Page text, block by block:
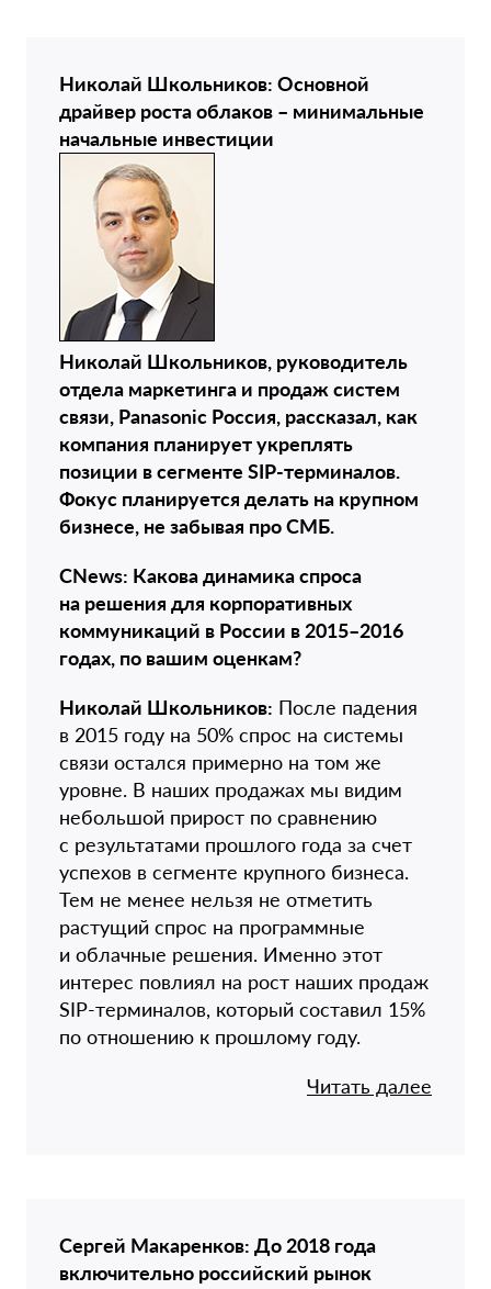
Николай Школьников: Основной
драйвер роста облаков – минимальные
начальные инвестиции
Николай Школьников, руководитель
отдела маркетинга и продаж систем
связи, Panasonic Россия, рассказал, как
компания планирует укреплять
позиции в сегменте SIP-терминалов.
Фокус планируется делать на крупном
бизнесе, не забывая про СМБ.
CNews: Какова динамика спроса
на решения для корпоративных
коммуникаций в России в 2015–2016
годах, по вашим оценкам?
Николай Школьников: После падения
в 2015 году на 50% спрос на системы
связи остался примерно на том же
уровне. В наших продажах мы видим
небольшой прирост по сравнению
с результатами прошлого года за счет
успехов в сегменте крупного бизнеса.
Тем не менее нельзя не отметить
растущий спрос на программные
и облачные решения. Именно этот
интерес повлиял на рост наших продаж
SIP-терминалов, который составил 15%
по отношению к прошлому году.
Читать далее
Сергей Макаренков: До 2018 года
включительно российский рынок